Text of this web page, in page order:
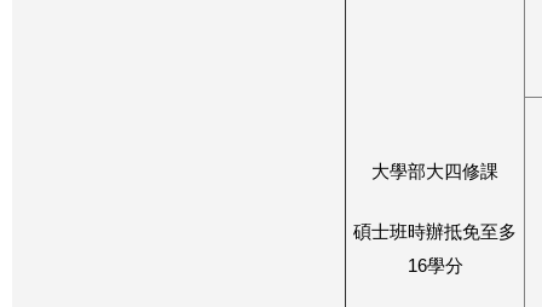
大學部大四修課
碩士班時辦抵免至多
16學分